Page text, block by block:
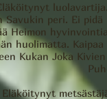
Savukin peri. Ei
Heimon
huolimatta.
Kukan Joka
Eläköitynyt